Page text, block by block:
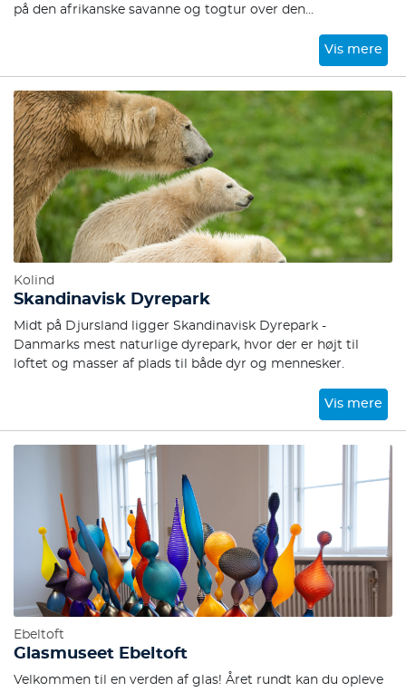
på den afrikanske savanne og togtur over den
Vis mere
Kolind
Skandinavisk Dyrepark
Midt på Djursland ligger Skandinavisk Dyrepark -
Danmarks mest naturlige dyrepark, hvor der er højt til
loftet og masser af plads til både dyr og mennesker.
Vis mere
Ebeltoft
Glasmuseet Ebeltoft
Velkommen til en verden af glas! Året rundt kan du opleve